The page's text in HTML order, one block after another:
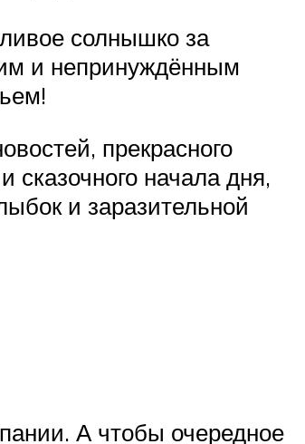
солнышко за
и непринуждённым
прекрасного
сказочного начала дня,
и заразительной
А чтобы очередное